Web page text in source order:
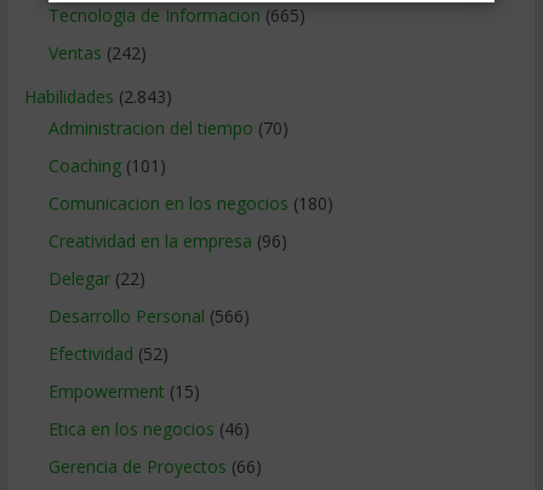
Tecnologia de Informacion (665)
Ventas (242)
Habilidades (2.843)
Administracion del tiempo (70)
Coaching(101)
Comunicacion en los negocios (180)
Creatividad en la empresa (96)
Delegar(22)
Desarrollo Personal (566)
Efectividad (52)
Empowerment (15)
Etica en los negocios (46)
Gerencia de Proyectos (66)